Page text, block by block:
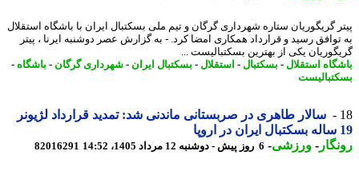
گریگوریان ستاره شهرداری گرگان و تیم ملی بسکتبال ایران با باشگاه استقلال
رسید و قرارداد همکاری امضا کرد. - به گزارش عصر دوشنبه ایرنا ، پیتر
یکی از بهترین بسکتبالیست ...
استقلال-بسکتبال-استقلال-بسکتبال ایران - شهرداری گرگان -باشگاه-
سالار طاهری در صربستانی ماندنی شد: تمدید قرارداد لژیونر
-ورزشی-6 روز پیش - دوشنبه 12 مرداد 1405، 14:52 82016291